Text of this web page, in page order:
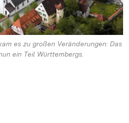
es zu großen Veränderungen: Das
ein Teil Württembergs.